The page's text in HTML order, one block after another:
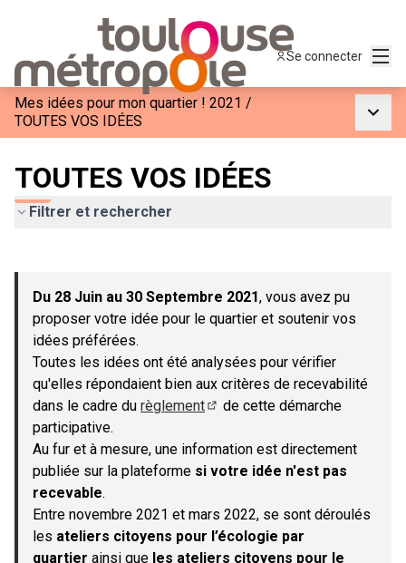
Se connecter
Mes idées pour mon quartier ! 2021 /
TOUTES VOS IDÉES
TOUTES VOS IDÉES
Filtrer et rechercher
−
Du 28 Juin au 30 Septembre 2021, vous avez pu
proposer votre idée pour le quartier et soutenir vos
idées préférées.
Toutes les idées ont été analysées pour vérifier
qu'elles répondaient bien aux critères de recevabilité
dans le cadre du règlement
de cette démarche
participative.
Au fur et à mesure, une information est directement
publiée sur la plateforme si votre idée n'est pas
recevable.
Entre novembre 2021 et mars 2022, se sont déroulés
les ateliers citoyens pour l’écologie par
quartier ainsi que les ateliers citoyens pour le